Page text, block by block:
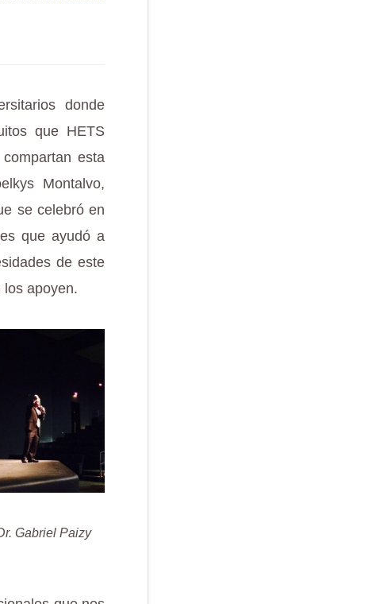
donde
que HETS
esta
Montalvo,
se celebró en
que ayudó a
de este
apoyen.
Gabriel Paizy